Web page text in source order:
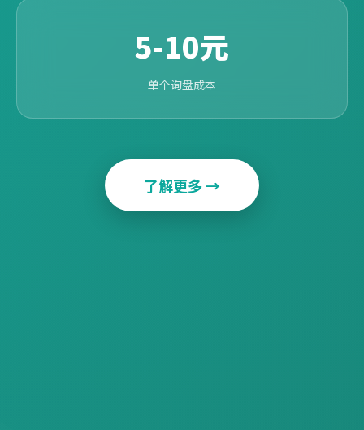
5-10元
单个询盘成本
了解更多 →